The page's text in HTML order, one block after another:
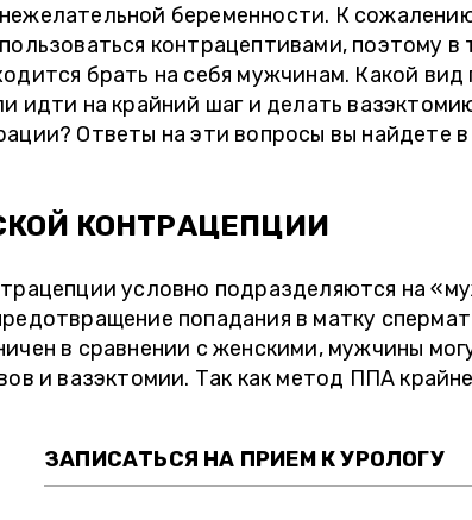
беременности. К
контрацептивами, поэтому в
брать на себя мужчинам. Какой вид
идти на крайний шаг и делать
Ответы на эти вопросы вы найдете
КОНТРАЦЕПЦИИ
условно подразделяются на
попадания в матку
в сравнении с женскими, мужчины
и вазэктомии. Так как метод ППА
ЗАПИСАТЬСЯ НА ПРИЕМ К УРОЛОГУ